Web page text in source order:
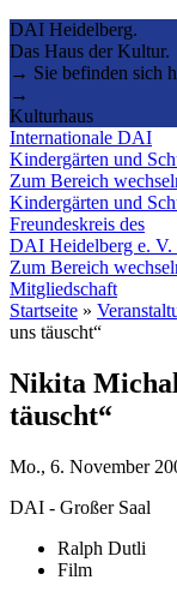
DAI Heidelberg.
Das Haus der Kultur.
→ Sie befinden sich
→
Kulturhaus
Internationale DAI
Kindergärten und
Zum Bereich
Kindergärten und
Freundeskreis des
DAI Heidelberg e.
Zum Bereich
Mitgliedschaft
Startseite »
uns täuscht“
Nikita
täuscht“
Mo., 6. November
DAI - Großer Saal
Ralph Dutli
Film